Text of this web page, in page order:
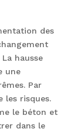
des
hausse
une
Par
les risques.
le béton et
dans le